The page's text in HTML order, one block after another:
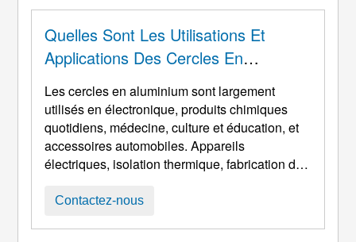
fabricants d'ustensiles de cuisine, fournitures
de transport, et machines. C'est le s le plus
courant ...
Quelles Sont Les Utilisations Et
Applications Des Cercles En
Aluminium
Les cercles en aluminium sont largement
utilisés en électronique, produits chimiques
quotidiens, médecine, culture et éducation, et
accessoires automobiles. Appareils
électriques, isolation thermique, fabrication de
moule, construction, imprimerie et autres
Contactez-nous